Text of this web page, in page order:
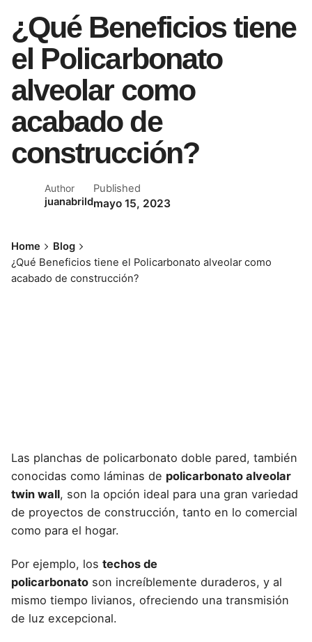
¿Qué Beneficios tiene
el Policarbonato
alveolar como
acabado de
construcción?
Author
juanabrild
Published
mayo 15, 2023
Home
Blog
¿Qué Beneficios tiene el Policarbonato alveolar como
acabado de construcción?
Las planchas de policarbonato doble pared, también
conocidas como láminas de policarbonato alveolar
twin wall, son la opción ideal para una gran variedad
de proyectos de construcción, tanto en lo comercial
como para el hogar.
Por ejemplo, los techos de
policarbonato son increíblemente duraderos, y al
mismo tiempo livianos, ofreciendo una transmisión
de luz excepcional.